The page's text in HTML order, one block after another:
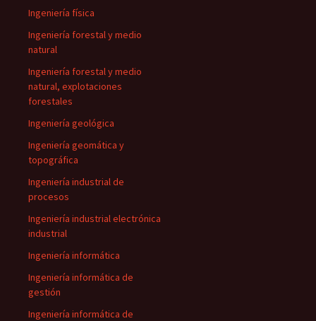
Ingeniería física
Ingeniería forestal y medio
natural
Ingeniería forestal y medio
natural, explotaciones
forestales
Ingeniería geológica
Ingeniería geomática y
topográfica
Ingeniería industrial de
procesos
Ingeniería industrial electrónica
industrial
Ingeniería informática
Ingeniería informática de
gestión
Ingeniería informática de